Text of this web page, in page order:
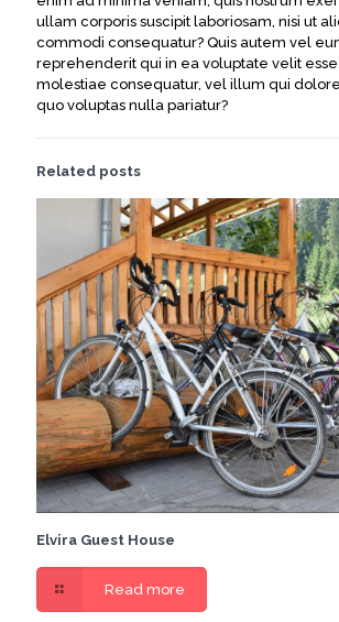
ullam corporis suscipit laboriosam, nisi ut
commodi consequatur? Quis autem vel
reprehenderit qui in ea voluptate velit
molestiae consequatur, vel illum qui
quo voluptas nulla pariatur?
Related posts
Elvira Guest House
Read more